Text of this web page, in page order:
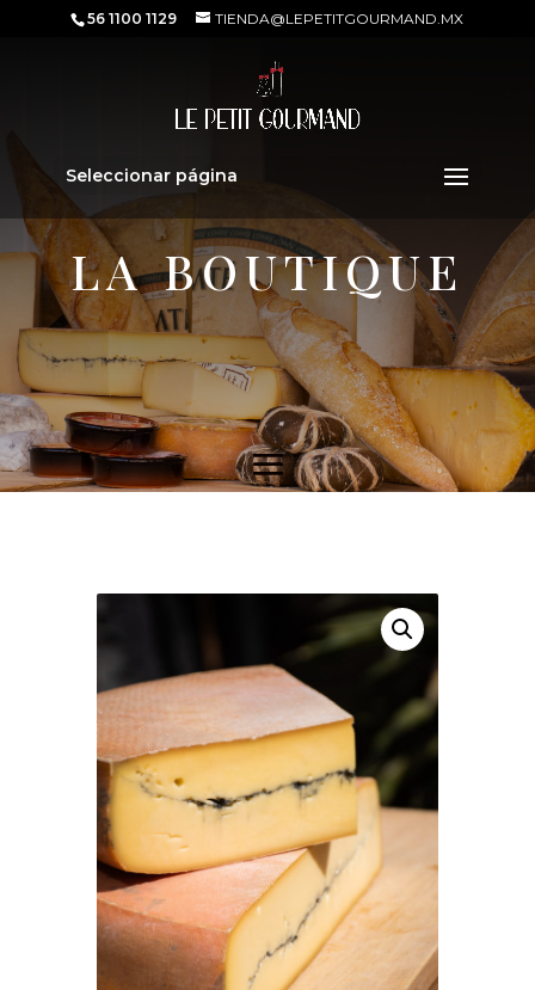
56 1100 1129 TIENDA@LEPETITGOURMAND.MX
Seleccionar página
LA BOUTIQUE